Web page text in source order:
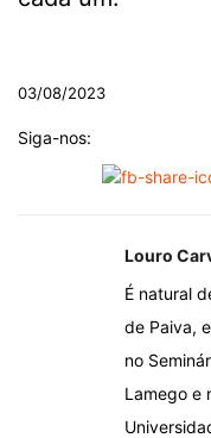
03/08/2023
Siga-nos:
Louro
É natural
de Paiva,
no
Lamego e